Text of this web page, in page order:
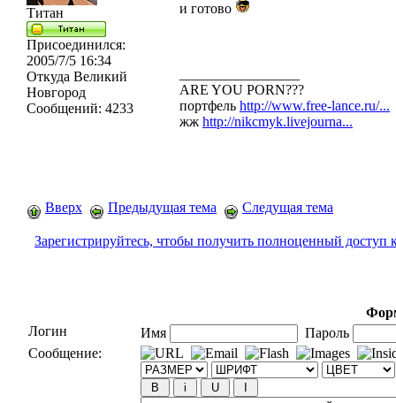
Титан
Присоединился:
2005/7/5 16:34
Откуда Великий
Новгород
Сообщений: 4233
и готово
ARE YOU PORN???
портфель http://www.free-lance.ru/...
жж http://nikcmyk.livejourna...
Вверх Предыдущая тема Следущая тема
Зарегистрируйтесь, чтобы получить полноценный доступ
Логин
Имя
Пароль
Сообщение: